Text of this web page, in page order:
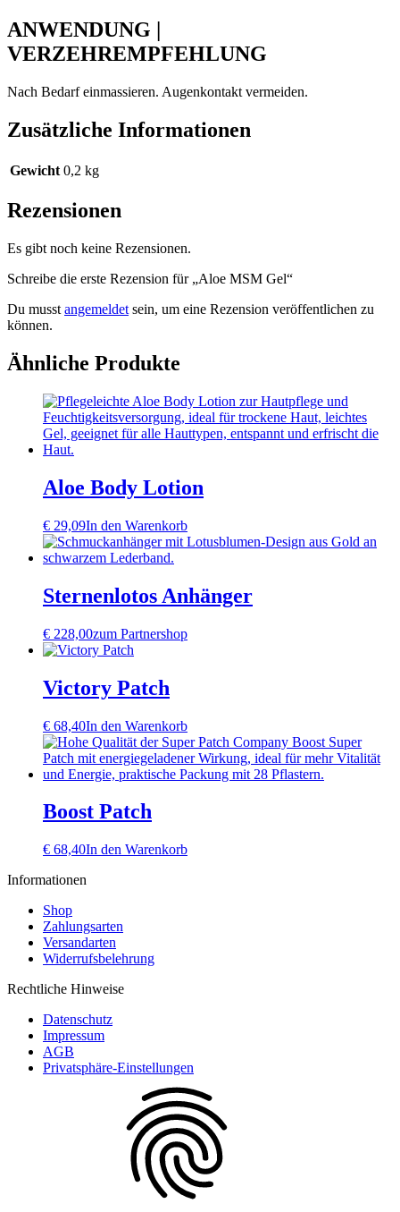
ANWENDUNG |
VERZEHREMPFEHLUNG
Nach Bedarf einmassieren. Augenkontakt vermeiden.
Zusätzliche Informationen
Gewicht 0,2 kg
Rezensionen
Es gibt noch keine Rezensionen.
Schreibe die erste Rezension für „Aloe MSM Gel“
Du musst angemeldet sein, um eine Rezension veröffentlichen zu
können.
Ähnliche Produkte
Aloe Body Lotion
€ 29,09In den Warenkorb
Sternenlotos Anhänger
€ 228,00zum Partnershop
Victory Patch
€ 68,40In den Warenkorb
Boost Patch
€ 68,40In den Warenkorb
Informationen
Shop
Zahlungsarten
Versandarten
Widerrufsbelehrung
Rechtliche Hinweise
Datenschutz
Impressum
AGB
Privatsphäre-Einstellungen